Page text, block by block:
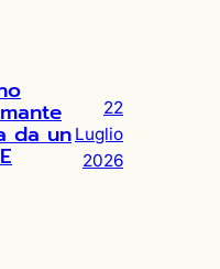
da un
22
Luglio
2026